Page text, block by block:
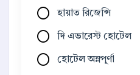
হায়াত রিজেন্সি
দি এভারেস্ট হোটেল
হোটেল অন্নপূর্ণা